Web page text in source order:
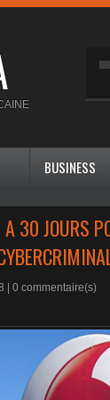
BUSINESS
30 JOURS
| 0 commentaire(s)